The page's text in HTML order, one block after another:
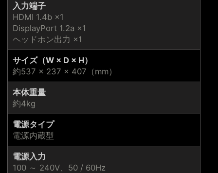
入力端子
HDMI 1.4b ×1
DisplayPort 1.2a ×1
ヘッドホン出力 ×1
サイズ（W × D × H）
約537 × 237 × 407（mm）
本体重量
約4kg
電源タイプ
電源内蔵型
電源入力
100 ～ 240V、50 / 60Hz